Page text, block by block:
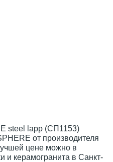
steel lapp (СП1153)
от производителя
цене можно в
и керамогранита в Санкт-